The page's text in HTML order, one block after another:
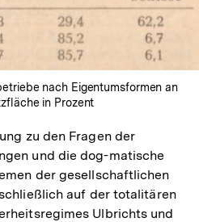
nach Eigentumsformen an
in Prozent
zu den Fragen der
und die dog-matische
der gesellschaftlichen
auf der totalitären
Ulbrichts und